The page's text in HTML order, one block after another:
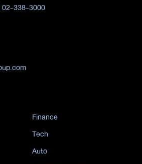
02-338-3000
Finance
Tech
Auto